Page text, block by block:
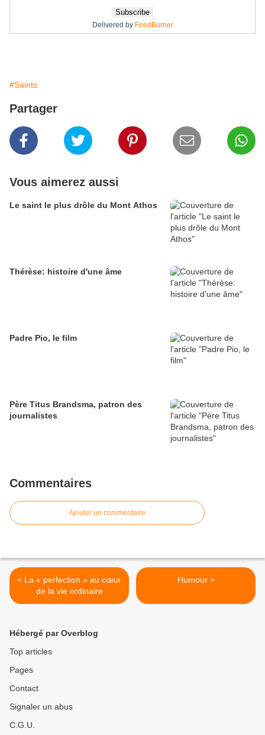
Delivered by FeedBurner
#Saints
Partager
Vous aimerez aussi
Le saint le plus drôle du Mont Athos
Thérèse: histoire d'une âme
Padre Pio, le film
Père Titus Brandsma, patron des
journalistes
Commentaires
Ajouter un commentaire
< La « perfection » au cœur
de la vie ordinaire
Humour >
Hébergé par Overblog
Top articles
Pages
Contact
Signaler un abus
C.G.U.